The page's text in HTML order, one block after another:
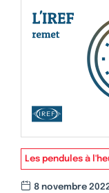
Les pendules à
8 novembre